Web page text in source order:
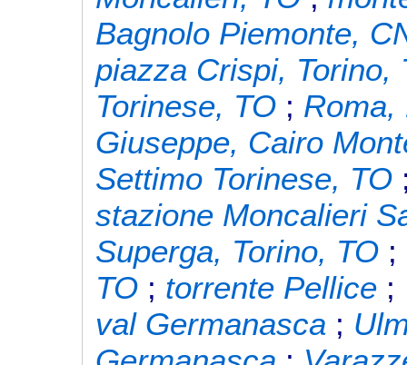
Bagnolo Piemonte,
piazza Crispi, Torino,
Torinese, TO ; Roma,
Giuseppe, Cairo
Settimo Torinese, TO
stazione Moncalieri
Superga, Torino, TO ;
TO ; torrente Pellice ;
val Germanasca ;